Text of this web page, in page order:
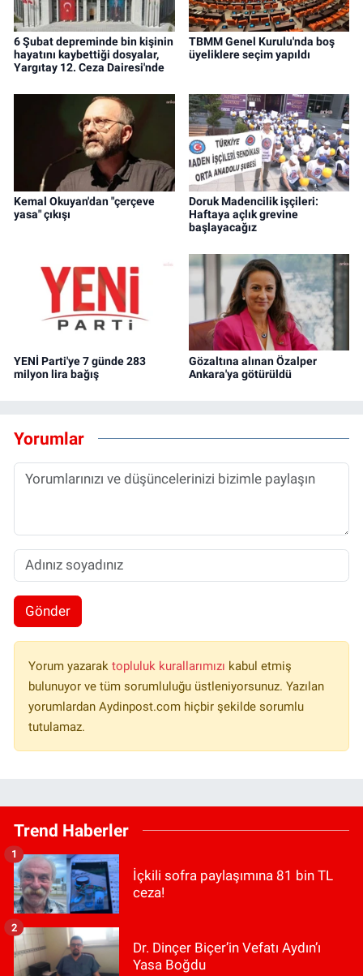
6 Şubat depreminde bin kişinin
hayatını kaybettiği dosyalar,
Yargıtay 12. Ceza Dairesi'nde
TBMM Genel Kurulu'nda boş
üyeliklere seçim yapıldı
Kemal Okuyan'dan "çerçeve
yasa" çıkışı
Doruk Madencilik işçileri:
Haftaya açlık grevine
başlayacağız
YENİ Parti'ye 7 günde 283
milyon lira bağış
Gözaltına alınan Özalper
Ankara'ya götürüldü
Yorumlar
Gönder
Yorum yazarak topluluk kurallarımızı kabul etmiş
bulunuyor ve tüm sorumluluğu üstleniyorsunuz. Yazılan
yorumlardan Aydinpost.com hiçbir şekilde sorumlu
tutulamaz.
Trend Haberler
İçkili sofra paylaşımına 81 bin TL
ceza!
1
Dr. Dinçer Biçer’in Vefatı Aydın’ı
Yasa Boğdu
2